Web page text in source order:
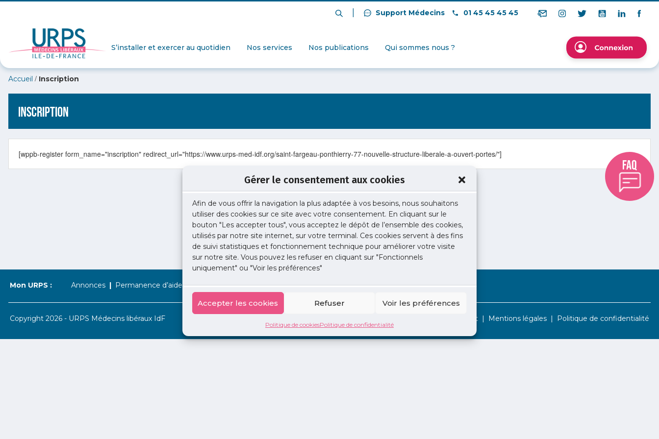
Gérer le consentement aux cookies
Afin de vous offrir la navigation la plus adaptée à vos besoins, nous souhaitons
utiliser des cookies sur ce site avec votre consentement. En cliquant sur le
bouton "Les accepter tous", vous acceptez le dépôt de l’ensemble des cookies,
utilisés par notre site internet, sur votre terminal. Ces cookies servent à des fins
de suivi statistiques et fonctionnement technique pour améliorer votre visite
sur notre site. Vous pouvez les refuser en cliquant sur "Fonctionnels
uniquement" ou "Voir les préférences"
Accepter les cookies Refuser Voir les préférences
Politique de cookiesPolitique de confidentialité
Support Médecins 01 45 45 45 45
S’installer et exercer au quotidien Nos services Nos publications Qui sommes nous ?
Accueil / Inscription
Inscription
[wppb-register form_name="inscription" redirect_url="https://www.urps-med-idf.org/saint-fargeau-ponthierry-77-nouvelle-structure-liberale-a-ouvert-portes/"]
Mon URPS : Annonces Permanence d’aide à l’installation La Centrale 2 jours en libéral Adopte 1 Doc
Copyright 2026 - URPS Médecins libéraux IdF Contact Mentions légales Politique de confidentialité